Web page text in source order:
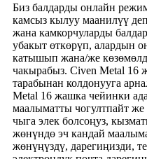
Биз балдарды онлайн
камсыз кылуу маанилүү
жана камкорчуларды
убакыт өткөрүп, алардын
катышып жана/же
чакырабыз. Civen Metal 16
тарабынан колдонууга
Metal 16 жашка чейинки
маалыматты чогултпайт
чыга элек болсоңуз,
жөнүндө эч кандай
жөнүңүздү, дарегиңизди,